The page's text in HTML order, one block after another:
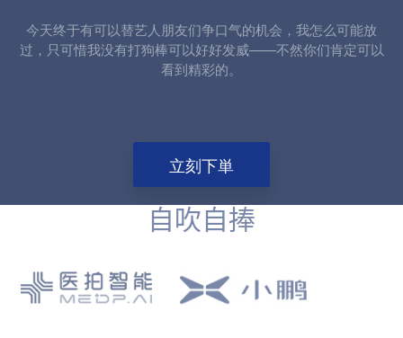
今天终于有可以替艺人朋友们争口气的机会，我怎么可能放
过，只可惜我没有打狗棒可以好好发威——不然你们肯定可以
看到精彩的。
立刻下単
自吹自捧